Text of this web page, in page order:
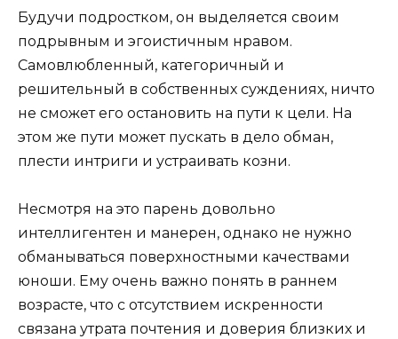
Будучи подростком, он выделяется своим
подрывным и эгоистичным нравом.
Самовлюбленный, категоричный и
решительный в собственных суждениях, ничто
не сможет его остановить на пути к цели. На
этом же пути может пускать в дело обман,
плести интриги и устраивать козни.
Несмотря на это парень довольно
интеллигентен и манерен, однако не нужно
обманываться поверхностными качествами
юноши. Ему очень важно понять в раннем
возрасте, что с отсутствием искренности
связана утрата почтения и доверия близких и